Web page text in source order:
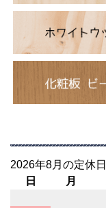
2026年8月の定休日
日
月